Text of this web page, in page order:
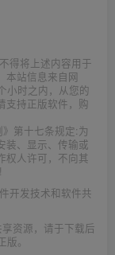
得将上述内容用于
本站信息来自网
小时之内，从您的
支持正版软件，购
第十七条规定:为
装、显示、传输或
权人许可，不向其
开发技术和软件共
资源，请于下载后
。